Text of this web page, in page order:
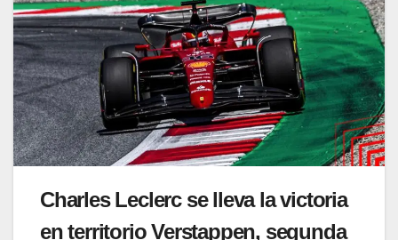
Charles Leclerc se lleva la victoria
en territorio Verstappen, segunda